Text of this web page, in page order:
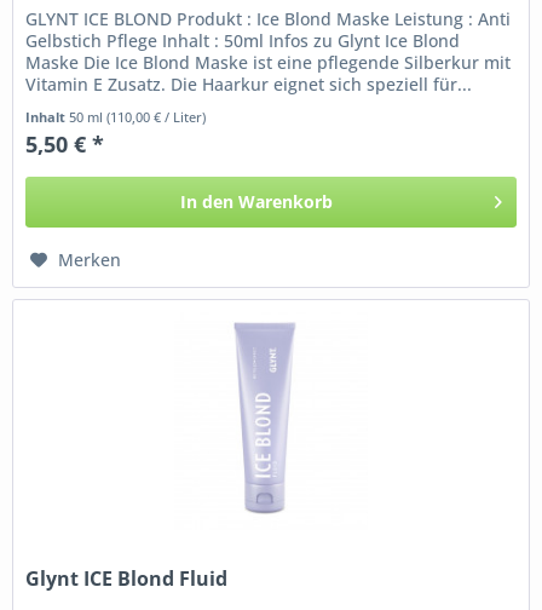
GLYNT ICE BLOND Produkt : Ice Blond Maske Leistung : Anti
Gelbstich Pflege Inhalt : 50ml Infos zu Glynt Ice Blond
Maske Die Ice Blond Maske ist eine pflegende Silberkur mit
Vitamin E Zusatz. Die Haarkur eignet sich speziell für...
Inhalt 50 ml(110,00 € / Liter)
5,50 € *
In den Warenkorb
Merken
Glynt ICE Blond Fluid